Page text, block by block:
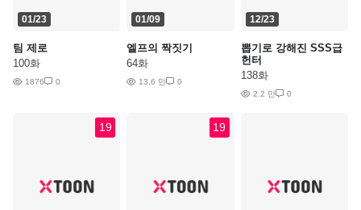
01/23
팀 제로
100화
1876 0
01/09
엘프의 짝짓기
64화
13.6 만 0
12/23
뽑기로 강해진 SSS급
헌터
138화
2.2 만 0
19 19